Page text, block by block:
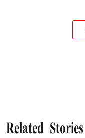
Related Stories